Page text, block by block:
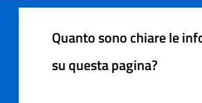
Quanto sono chiare le
su questa pagina?